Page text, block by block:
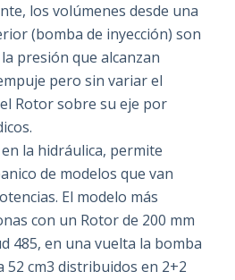
los volúmenes desde una
(bomba de inyección) son
presión que alcanzan
pero sin variar el
Rotor sobre su eje por
la hidráulica, permite
de modelos que van
El modelo más
con un Rotor de 200 mm
485, en una vuelta la bomba
52 cm3 distribuidos en 2+2